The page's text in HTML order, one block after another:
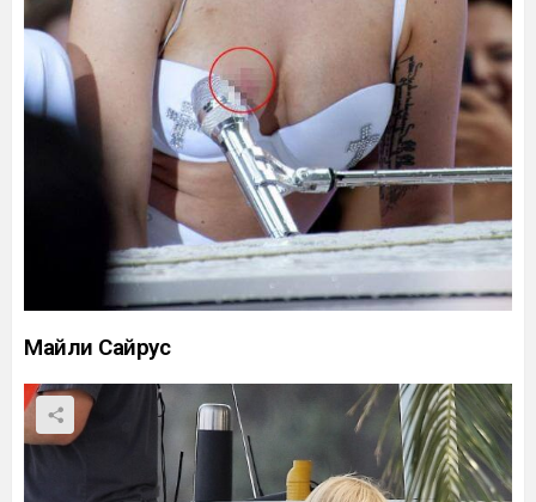
Майли Сайрус